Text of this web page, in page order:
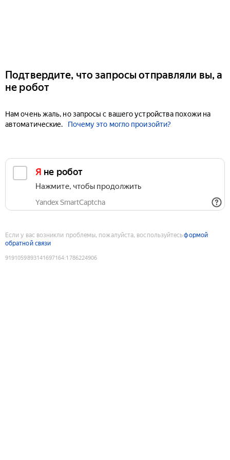
Подтвердите, что запросы отправляли вы, а
не робот
Нам очень жаль, но запросы с вашего устройства похожи на
автоматические.
Почему это могло произойти?
Я не робот
Нажмите, чтобы продолжить
Yandex SmartCaptcha
Если у вас возникли проблемы, пожалуйста, воспользуйтесьформой
обратной связи
9191059893141697164:1786224906